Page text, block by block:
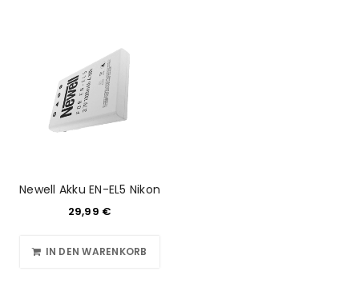
Newell Akku EN-EL5 Nikon
29,99 €
IN DEN WARENKORB